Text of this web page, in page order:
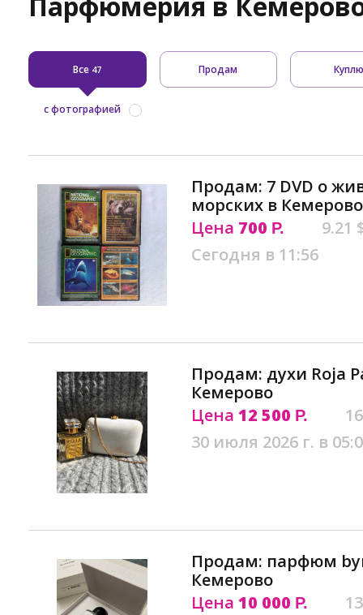
Все 47 Продам
с фотографией
Продам: 7 DVD о
морских в Кемерово
Цена 700 Р.
9.21
Сегодня в 11:56
Продам: духи Roja
Кемерово
Цена 12 500 Р.
30 июля 2026 г. в
Продам: парфюм
Кемерово
Цена 10 000 Р.